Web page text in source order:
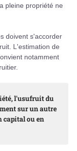
pleine propriété ne
doivent s'accorder
L'estimation de
notamment
l'usufruit du
sur un autre
capital ou en